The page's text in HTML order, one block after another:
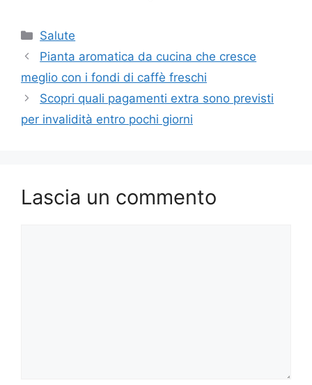
Categorie
Salute
Pianta aromatica da cucina che cresce
meglio con i fondi di caffè freschi
Scopri quali pagamenti extra sono previsti
per invalidità entro pochi giorni
Lascia un commento